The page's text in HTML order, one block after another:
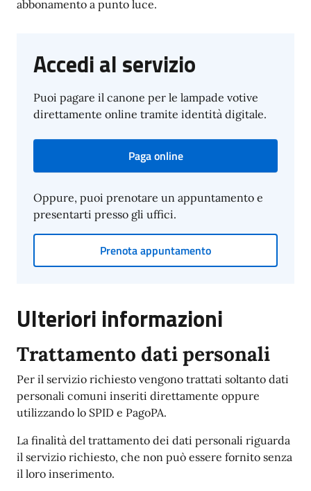
abbonamento a punto luce.
Accedi al servizio
Puoi pagare il canone per le lampade votive
direttamente online tramite identità digitale.
Paga online
Oppure, puoi prenotare un appuntamento e
presentarti presso gli uffici.
Prenota appuntamento
Ulteriori informazioni
Trattamento dati personali
Per il servizio richiesto vengono trattati soltanto dati
personali comuni inseriti direttamente oppure
utilizzando lo SPID e PagoPA.
La finalità del trattamento dei dati personali riguarda
il servizio richiesto, che non può essere fornito senza
il loro inserimento.